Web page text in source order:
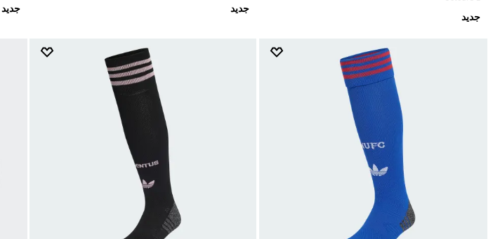
جديد
جديد جديد